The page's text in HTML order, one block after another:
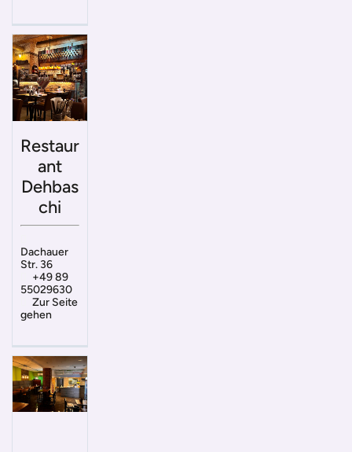
Restaur
ant
Dehbas
chi
Dachauer
Str. 36
+49 89
55029630
Zur Seite
gehen